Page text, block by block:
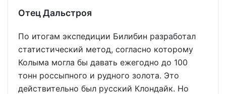
Отец Дальстроя
По итогам экспедиции Билибин разработал
статистический метод, согласно которому
Колыма могла бы давать ежегодно до 100
тонн россыпного и рудного золота. Это
действительно был русский Клондайк. Но